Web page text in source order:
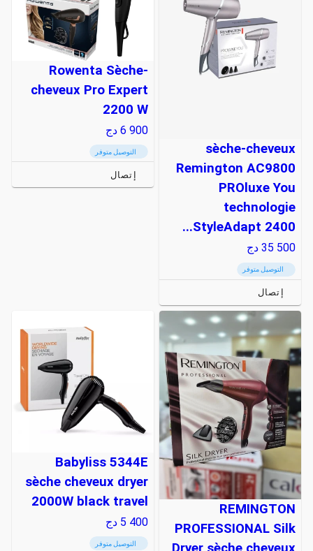
sèche-cheveux
Remington AC9800
PROluxe You
technologie
StyleAdapt 2400...
35 500 دج
التوصيل متوفر
إتصال
Rowenta Sèche-
cheveux Pro Expert
2200 W
6 900 دج
التوصيل متوفر
إتصال
REMINGTON
PROFESSIONAL Silk
Babyliss 5344E
sèche cheveux dryer
2000W black travel
5 400 دج
التوصيل متوفر